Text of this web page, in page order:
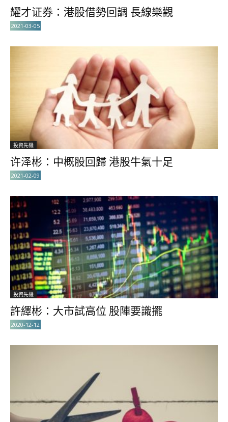
耀才证券：港股借勢回調 長線樂觀
2021-03-05
投資先機
许泽彬：中概股回歸 港股牛氣十足
2021-02-09
投資先機
許繹彬：大市試高位 股陣要識擺
2020-12-12